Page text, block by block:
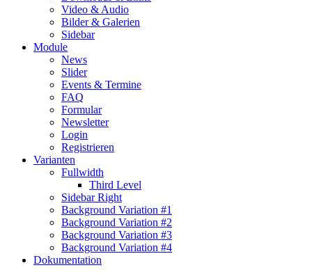
Video & Audio
Bilder & Galerien
Sidebar
Module
News
Slider
Events & Termine
FAQ
Formular
Newsletter
Login
Registrieren
Varianten
Fullwidth
Third Level
Sidebar Right
Background Variation #1
Background Variation #2
Background Variation #3
Background Variation #4
Dokumentation